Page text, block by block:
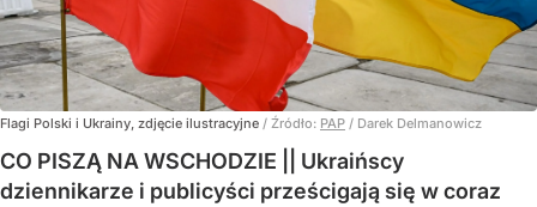
Flagi Polski i Ukrainy, zdjęcie ilustracyjne / Źródło: PAP / Darek Delmanowicz
CO PISZĄ NA WSCHODZIE || Ukraińscy
dziennikarze i publicyści prześcigają się w coraz